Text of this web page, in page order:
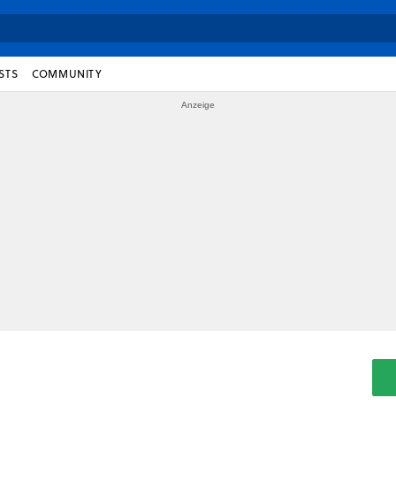
COMMUNITY